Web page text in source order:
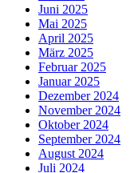
Juni 2025
Mai 2025
April 2025
März 2025
Februar 2025
Januar 2025
Dezember 2024
November 2024
Oktober 2024
September 2024
August 2024
Juli 2024